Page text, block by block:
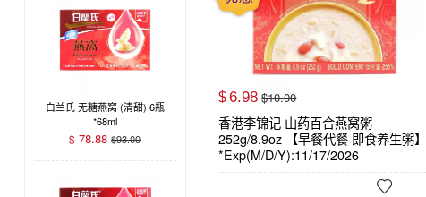
白兰氏 无糖燕窝 (清甜) 6瓶
*68ml
$ 78.88 $93.00
$6.98 $10.00
香港李锦记 山药百合燕窝粥
252g/8.9oz 【早餐代餐 即食养生粥】
*Exp(M/D/Y):11/17/2026
